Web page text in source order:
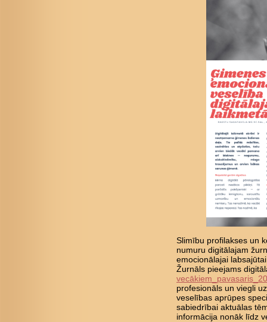
Slimību profilakses un
numuru digitālajam
emocionālajai
Žurnāls pieejams
profesionāls un viegli
veselības aprūpes
sabiedrībai aktuālas
informācija nonāk